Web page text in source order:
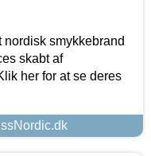
smykkebrand
skabt af
her for at se deres